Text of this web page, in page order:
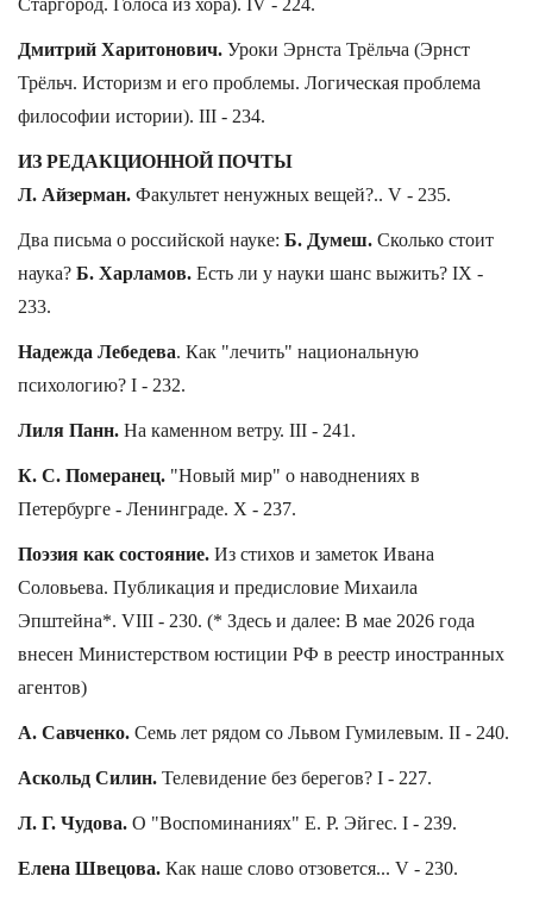
Старгород. Голоса из хора). IV - 224.
Дмитрий Харитонович. Уроки Эрнста Трёльча (Эрнст
Трёльч. Историзм и его проблемы. Логическая проблема
философии истории). III - 234.
ИЗ РЕДАКЦИОННОЙ ПОЧТЫ
Л. Айзерман. Факультет ненужных вещей?.. V - 235.
Два письма о российской науке: Б. Думеш. Сколько стоит
наука? Б. Харламов. Есть ли у науки шанс выжить? IX -
233.
Надежда Лебедева. Как "лечить" национальную
психологию? I - 232.
Лиля Панн. На каменном ветру. III - 241.
К. С. Померанец. "Новый мир" о наводнениях в
Петербурге - Ленинграде. X - 237.
Поэзия как состояние. Из стихов и заметок Ивана
Соловьева. Публикация и предисловие Михаила
Эпштейна*. VIII - 230. (* Здесь и далее: В мае 2026 года
внесен Министерством юстиции РФ в реестр иностранных
агентов)
А. Савченко. Семь лет рядом со Львом Гумилевым. II - 240.
Аскольд Силин. Телевидение без берегов? I - 227.
Л. Г. Чудова. О "Воспоминаниях" Е. Р. Эйгес. I - 239.
Елена Швецова. Как наше слово отзовется... V - 230.